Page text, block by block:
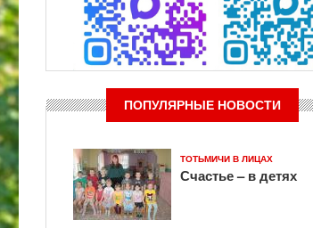
ПОПУЛЯРНЫЕ НОВОСТИ
ТОТЬМИЧИ В ЛИЦАХ
Счастье – в детях